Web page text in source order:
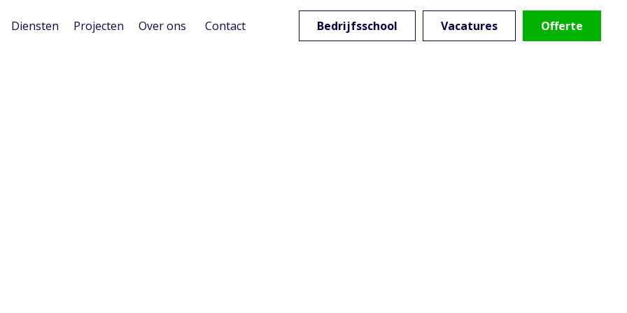
Diensten Projecten Over ons Contact Bedrijfsschool Vacatures Offerte